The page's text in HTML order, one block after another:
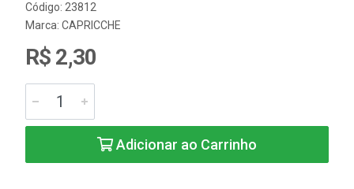
Código: 23812
Marca: CAPRICCHE
R$ 2,30
Adicionar ao Carrinho